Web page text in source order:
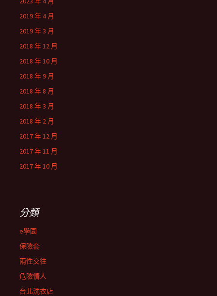
2019 年 4 月
2019 年 3 月
2018 年 12 月
2018 年 10 月
2018 年 9 月
2018 年 8 月
2018 年 3 月
2018 年 2 月
2017 年 12 月
2017 年 11 月
2017 年 10 月
分類
e學園
保險套
兩性交往
危險情人
台北洗衣店